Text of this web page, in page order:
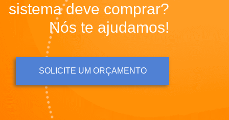
sistema deve comprar?
Nós te ajudamos!
SOLICITE UM ORÇAMENTO